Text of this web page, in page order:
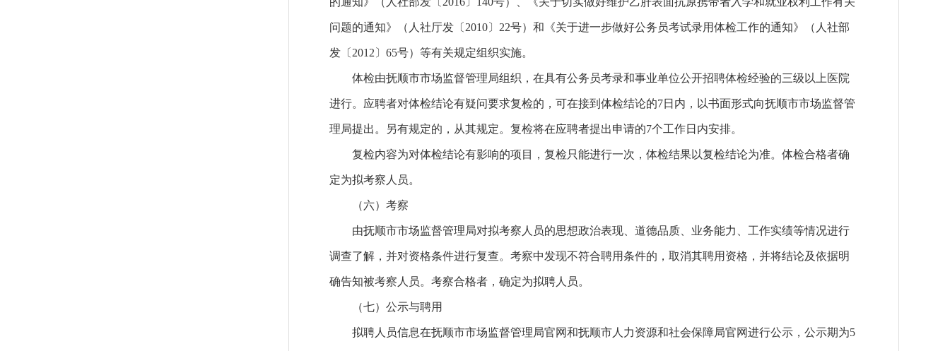
问题的通知》（人社厅发〔2010〕22号）和《关于进一步做好公务员考试录用体检工作的通知》（人社部
发〔2012〕65号）等有关规定组织实施。
体检由抚顺市市场监督管理局组织，在具有公务员考录和事业单位公开招聘体检经验的三级以上医院
进行。应聘者对体检结论有疑问要求复检的，可在接到体检结论的7日内，以书面形式向抚顺市市场监督管
理局提出。另有规定的，从其规定。复检将在应聘者提出申请的7个工作日内安排。
复检内容为对体检结论有影响的项目，复检只能进行一次，体检结果以复检结论为准。体检合格者确
定为拟考察人员。
（六）考察
由抚顺市市场监督管理局对拟考察人员的思想政治表现、道德品质、业务能力、工作实绩等情况进行
调查了解，并对资格条件进行复查。考察中发现不符合聘用条件的，取消其聘用资格，并将结论及依据明
确告知被考察人员。考察合格者，确定为拟聘人员。
（七）公示与聘用
拟聘人员信息在抚顺市市场监督管理局官网和抚顺市人力资源和社会保障局官网进行公示，公示期为5